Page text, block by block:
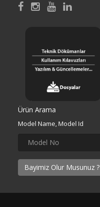
Ürün Arama
Model Name, Model Id
Bayimiz Olur Musunuz ?